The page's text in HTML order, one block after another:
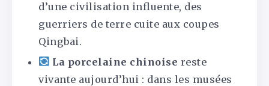
d’une civilisation influente, des
guerriers de terre cuite aux coupes
Qingbai.
La porcelaine chinoise reste
vivante aujourd’hui : dans les musées